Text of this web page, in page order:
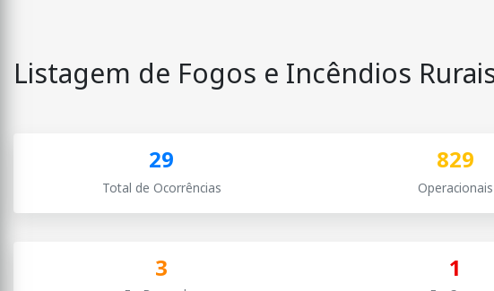
Listagem de Fogos e Incêndios
29
Total de Ocorrências
829
Operacionais
3 1